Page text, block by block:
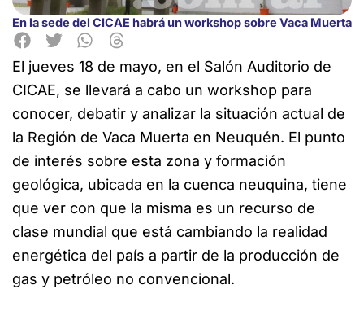
En la sede del CICAE habrá un workshop sobre Vaca Muerta
El jueves 18 de mayo, en el Salón Auditorio de
CICAE, se llevará a cabo un workshop para
conocer, debatir y analizar la situación actual de
la Región de Vaca Muerta en Neuquén. El punto
de interés sobre esta zona y formación
geológica, ubicada en la cuenca neuquina, tiene
que ver con que la misma es un recurso de
clase mundial que está cambiando la realidad
energética del país a partir de la producción de
gas y petróleo no convencional.